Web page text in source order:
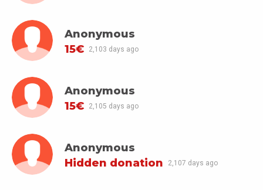
Anonymous
15€
2,103 days ago
Anonymous
15€
2,105 days ago
Anonymous
Hidden donation
2,107 days ago